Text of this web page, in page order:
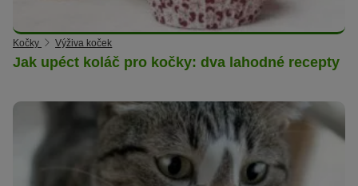
Kočky Výživa koček
Jak upéct koláč pro kočky: dva lahodné recepty